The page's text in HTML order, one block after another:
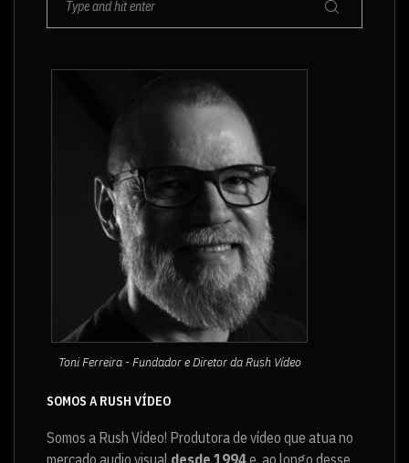
Toni Ferreira - Fundador e Diretor da Rush Vídeo
SOMOS A RUSH VÍDEO
Somos a Rush Vídeo! Produtora de vídeo que atua no